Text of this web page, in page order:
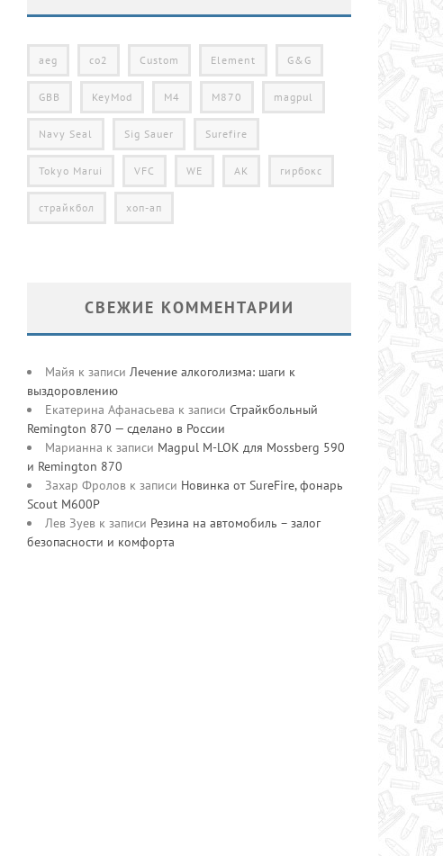
aeg co2 Custom Element G&G
GBB KeyMod M4 M870 magpul
Navy Seal Sig Sauer Surefire
Tokyo Marui VFC WE АК гирбокс
страйкбол хоп-ап
СВЕЖИЕ КОММЕНТАРИИ
Майя к записи Лечение алкоголизма: шаги к
выздоровлению
Екатерина Афанасьева к записи Страйкбольный
Remington 870 — сделано в России
Марианна к записи Magpul M-LOK для Mossberg 590
и Remington 870
Захар Фролов к записи Новинка от SureFire, фонарь
Scout M600P
Лев Зуев к записи Резина на автомобиль – залог
безопасности и комфорта